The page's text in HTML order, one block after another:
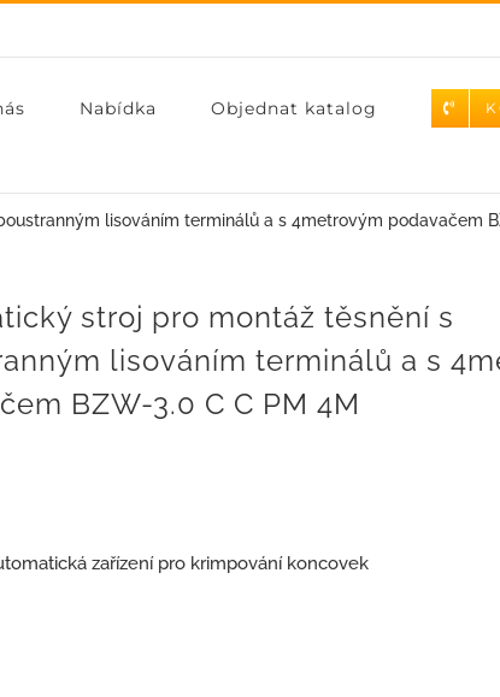
Nabídka Objednat katalog
lisováním terminálů a s 4metrovým podavačem
stroj pro montáž těsnění s
lisováním terminálů a s
BZW-3.0 C C PM 4M
zařízení pro krimpování koncovek